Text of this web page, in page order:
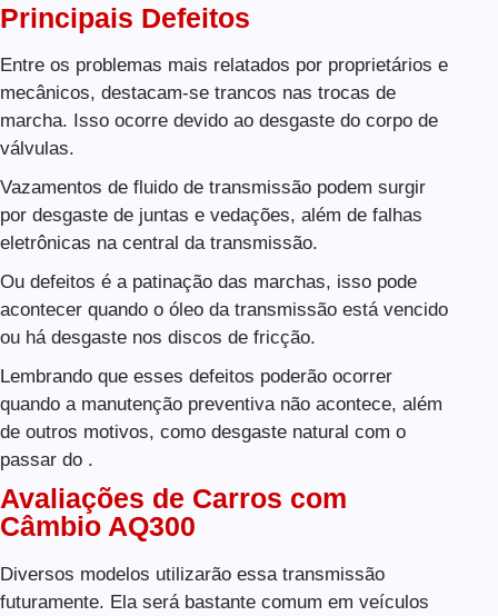
Principais Defeitos
Entre os problemas mais relatados por proprietários e
mecânicos, destacam-se trancos nas trocas de
marcha. Isso ocorre devido ao desgaste do corpo de
válvulas.
Vazamentos de fluido de transmissão podem surgir
por desgaste de juntas e vedações, além de falhas
eletrônicas na central da transmissão.
Ou defeitos é a patinação das marchas, isso pode
acontecer quando o óleo da transmissão está vencido
ou há desgaste nos discos de fricção.
Lembrando que esses defeitos poderão ocorrer
quando a manutenção preventiva não acontece, além
de outros motivos, como desgaste natural com o
passar do .
Avaliações de Carros com
Câmbio AQ300
Diversos modelos utilizarão essa transmissão
futuramente. Ela será bastante comum em veículos